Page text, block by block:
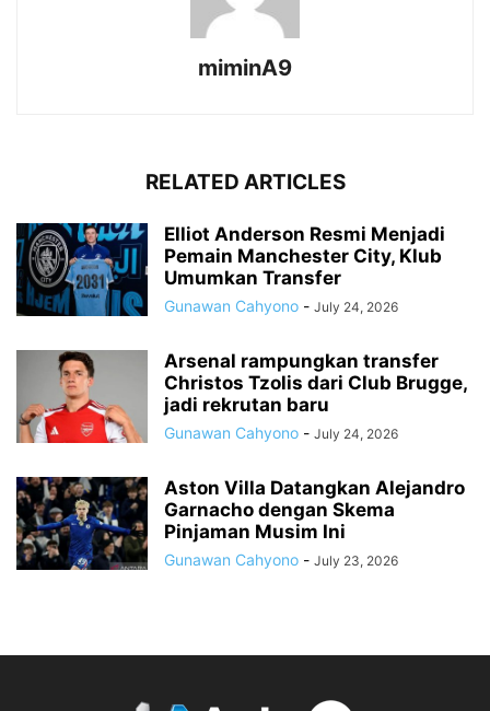
miminA9
RELATED ARTICLES
Elliot Anderson Resmi Menjadi
Pemain Manchester City, Klub
Umumkan Transfer
Gunawan Cahyono - July 24, 2026
Arsenal rampungkan transfer
Christos Tzolis dari Club Brugge,
jadi rekrutan baru
Gunawan Cahyono - July 24, 2026
Aston Villa Datangkan Alejandro
Garnacho dengan Skema
Pinjaman Musim Ini
Gunawan Cahyono - July 23, 2026